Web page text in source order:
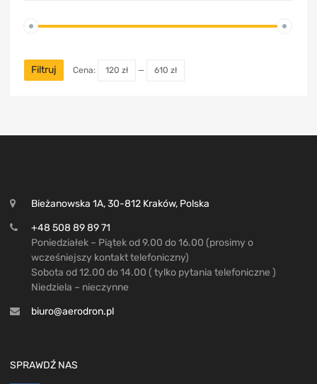
Filtruj Cena: 120 zł — 610 zł
Bieżanowska 1A, 30-812 Kraków, Polska
+48 508 89 89 71
Poniedziałek – Piątek od 9.00 do 16.00 (prosimy o
wcześniejszy kontakt telefoniczny)
Sobota od 12.00 do 14.00 ( tylko pytania telefoniczne )
Niedziela – nieczynne
biuro@aerodron.pl
SPRAWDŹ NAS